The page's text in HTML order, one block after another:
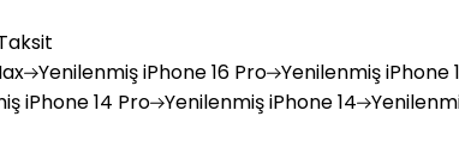
YenilenmişiPhone 16 Pro YenilenmişiPhone
iPhone 14 Pro YenilenmişiPhone 14